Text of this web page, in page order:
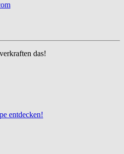
das!
entdecken!